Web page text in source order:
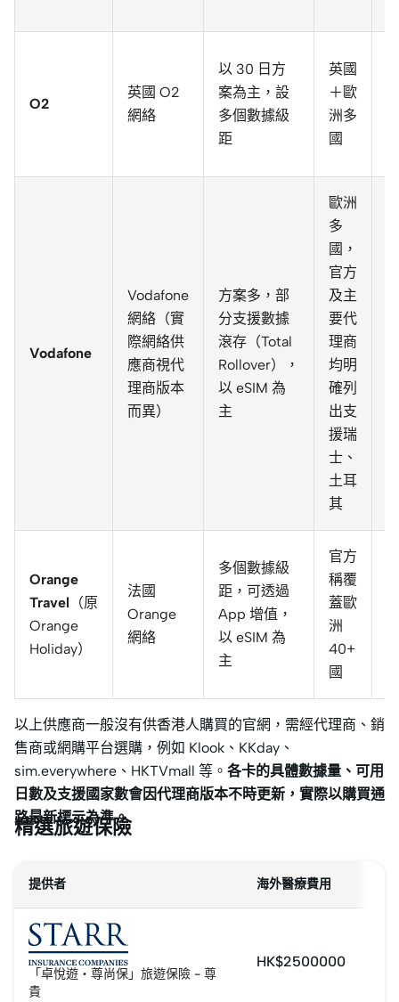
O2
英國 O2
網絡
以 30 日方
案為主，設
多個數據級
距
英國
＋歐
洲多
國
Vodafone
Vodafone
網絡（實
際網絡供
應商視代
理商版本
而異）
方案多，部
分支援數據
滾存（Total
Rollover），
以 eSIM 為
主
歐洲
多
國，
官方
及主
要代
理商
均明
確列
出支
援瑞
士、
土耳
其
Orange
Travel （原
Orange
Holiday）
法國
Orange
網絡
多個數據級
距，可透過
App 增值，
以 eSIM 為
主
官方
稱覆
蓋歐
洲
40+
國
以上供應商一般沒有供香港人購買的官網，需經代理商、銷
售商或網購平台選購，例如 Klook、KKday、
sim.everywhere、HKTVmall 等。 各卡的具體數據量、可用
日數及支援國家數會因代理商版本不時更新，實際以購買通
路最新標示為準。
精選旅遊保險
提供者 海外醫療費用
「卓悅遊・尊尚保」旅遊保險 - 尊
貴
HK$2500000